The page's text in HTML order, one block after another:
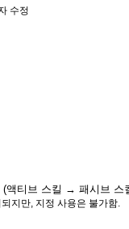
수정
(액티브 스킬 → 패시브 스
지만, 지정 사용은 불가함.